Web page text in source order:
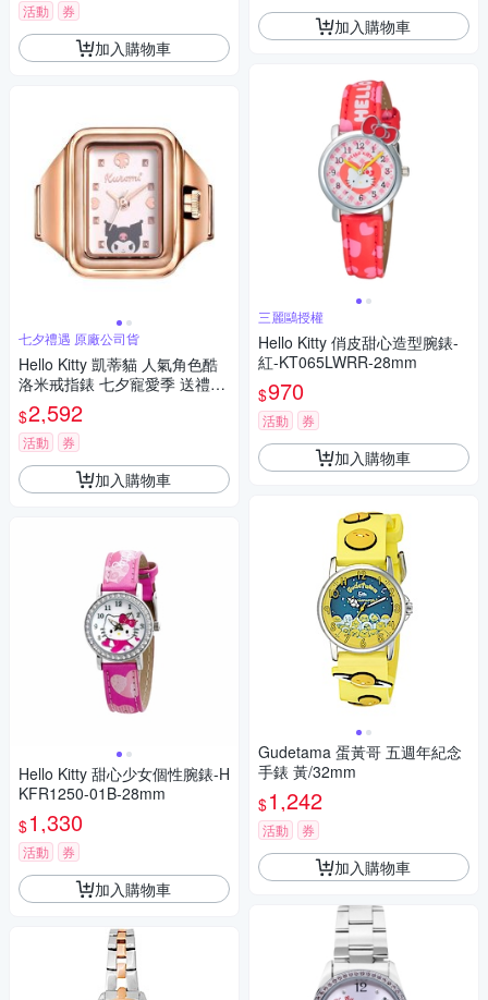
活動 券
加入購物車
七夕禮遇 原廠公司貨
Hello Kitty 凱蒂貓 人氣角色酷
洛米戒指錶 七夕寵愛季 送禮推
薦-玫瑰金 LK713LRWI-A
$2,592
活動 券
加入購物車
Hello Kitty 甜心少女個性腕錶-H
KFR1250-01B-28mm
$1,330
活動 券
加入購物車
加入購物車
三麗鷗授權
Hello Kitty 俏皮甜心造型腕錶-
紅-KT065LWRR-28mm
$970
活動 券
加入購物車
Gudetama 蛋黃哥 五週年紀念
手錶 黃/32mm
$1,242
活動 券
加入購物車